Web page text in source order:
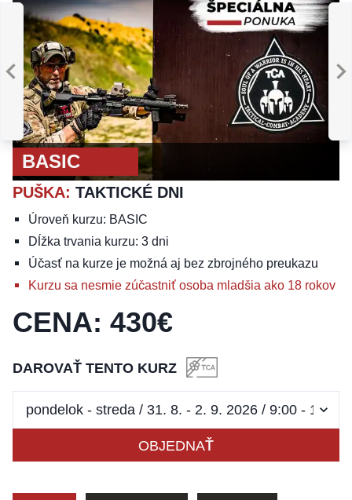
BASIC
PUŠKA: TAKTICKÝ
VÍKEND JASNÁ
BASIC
PUŠKA: TAKTICKÉ DNI
Úroveň kurzu: BASIC
Dĺžka trvania kurzu: 3 dni
Účasť na kurze je možná aj bez zbrojného preukazu
Kurzu sa nesmie zúčastniť osoba mladšia ako 18 rokov
CENA: 430€
DAROVAŤ TENTO KURZ
OBJEDNAŤ